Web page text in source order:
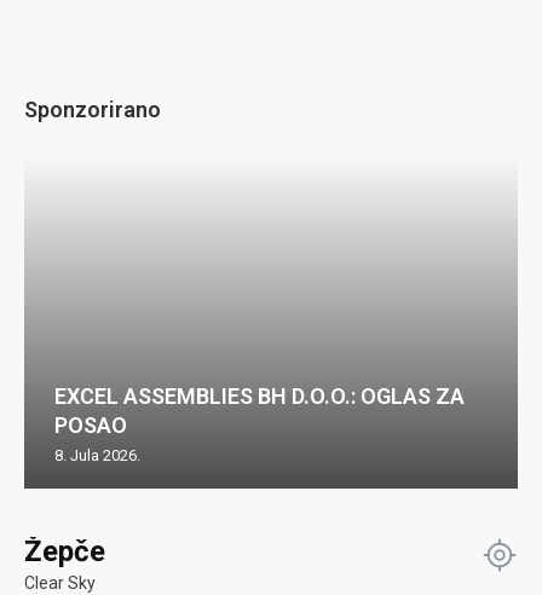
Žepče
Clear Sky
Sponzorirano
EXCEL ASSEMBLIES BH D.O.O.: OGLAS ZA
POSAO
8. Jula 2026.